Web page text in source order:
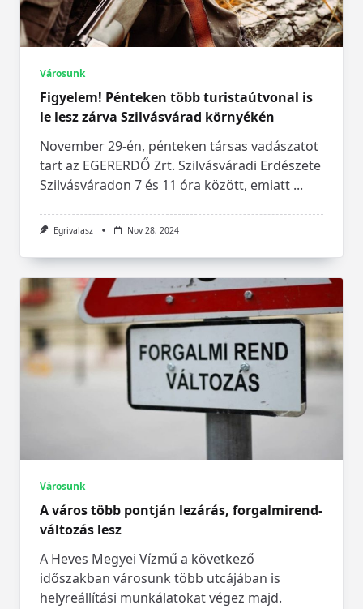
Városunk
Figyelem! Pénteken több turistaútvonal is
le lesz zárva Szilvásvárad környékén
November 29-én, pénteken társas vadászatot
tart az EGERERDŐ Zrt. Szilvásváradi Erdészete
Szilvásváradon 7 és 11 óra között, emiatt ...
Egrivalasz Nov 28, 2024
Városunk
A város több pontján lezárás, forgalmirend-
változás lesz
A Heves Megyei Vízmű a következő
időszakban városunk több utcájában is
helyreállítási munkálatokat végez majd.